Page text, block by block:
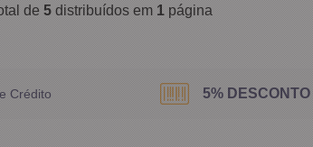
de5distribuídos em1página
Crédito 5% DESCONTO